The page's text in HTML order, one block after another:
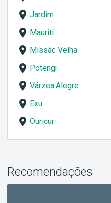
Jardim
Mauriti
Missão Velha
Potengi
Várzea Alegre
Exu
Ouricuri
Recomendações